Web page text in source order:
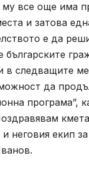
все още има
и затова
е да
българските
в следващите
да
програма”,
неговия екип